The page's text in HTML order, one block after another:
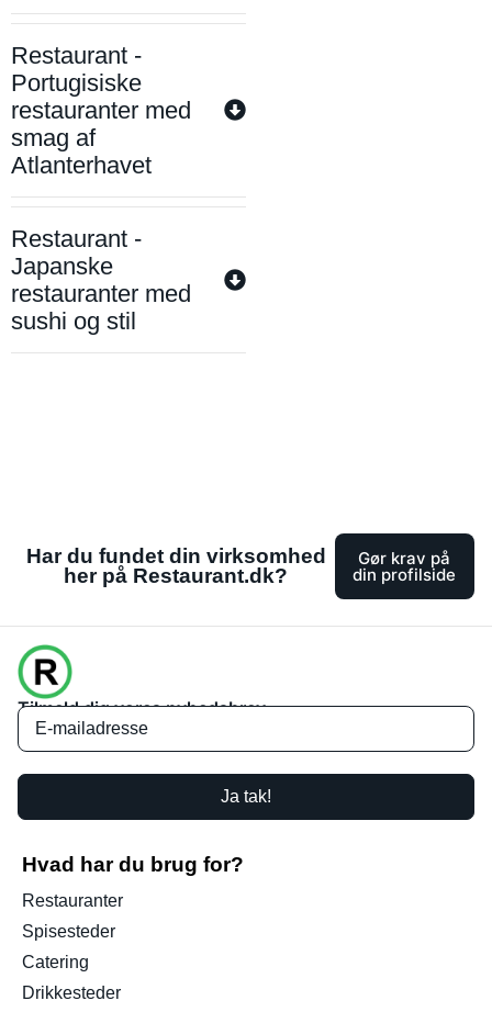
Restaurant -
Portugisiske
restauranter med
smag af
Atlanterhavet
Restaurant -
Japanske
restauranter med
sushi og stil
Har du fundet din virksomhed
her på Restaurant.dk?
Gør krav på
din profilside
Tilmeld dig vores nyhedsbrev
Ja tak!
Hvad har du brug for?
Restauranter
Spisesteder
Catering
Drikkesteder